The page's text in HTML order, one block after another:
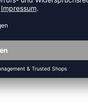
zu
Stick, Laser...)